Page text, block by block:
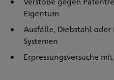
Eigentum
Ausfälle, Diebstahl oder
Systemen
Erpressungsversuche